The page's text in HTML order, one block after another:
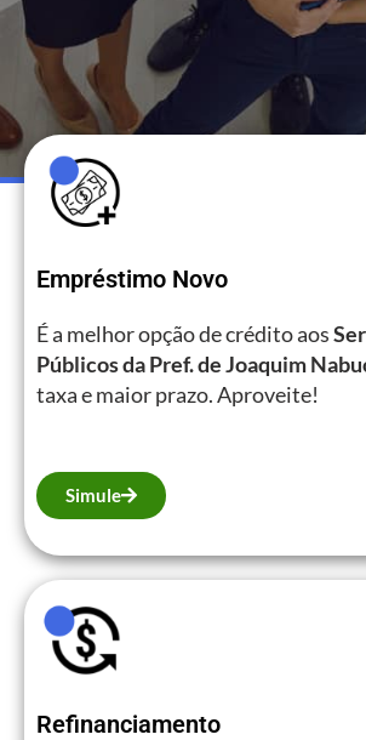
Empréstimo Novo
É a melhor opção de crédito aos
Públicos da Pref. de Joaquim
taxa e maior prazo. Aproveite!
Simule
Refinanciamento